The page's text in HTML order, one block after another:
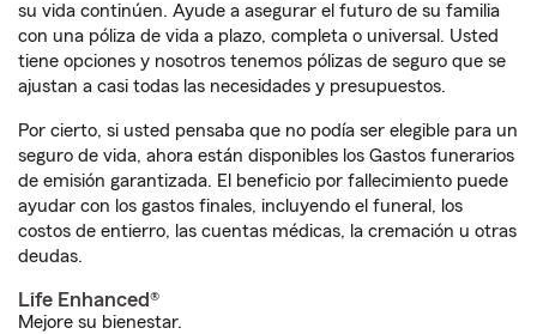
su vida continúen. Ayude a asegurar el futuro de su familia
con una póliza de vida a plazo, completa o universal. Usted
tiene opciones y nosotros tenemos pólizas de seguro que se
ajustan a casi todas las necesidades y presupuestos.
Por cierto, si usted pensaba que no podía ser elegible para un
seguro de vida, ahora están disponibles los Gastos funerarios
de emisión garantizada. El beneficio por fallecimiento puede
ayudar con los gastos finales, incluyendo el funeral, los
costos de entierro, las cuentas médicas, la cremación u otras
deudas.
Life Enhanced®
Mejore su bienestar.